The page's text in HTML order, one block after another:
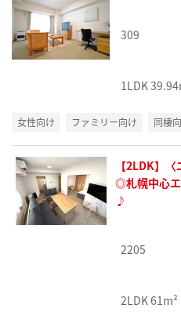
309
1LDK
女性向け ファミリー向け 同棲
【2LDK】
◎札幌中心
♪
2205
2LDK61m²